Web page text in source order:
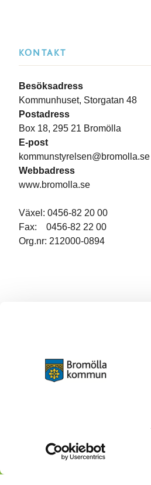
KONTAKT
Besöksadress
Kommunhuset, Storgatan 48
Postadress
Box 18, 295 21 Bromölla
E-post
kommunstyrelsen@bromolla.se
Webbadress
www.bromolla.se
Växel: 0456-82 20 00
Fax: 0456-82 22 00
Org.nr: 212000-0894